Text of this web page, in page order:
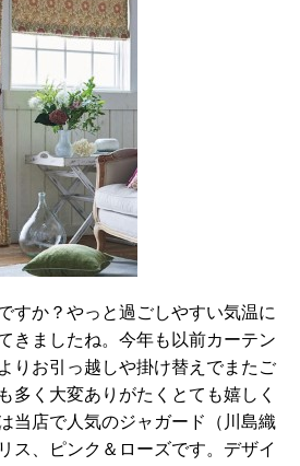
すか？やっと過ごしやすい気温に
きましたね。今年も以前カーテン
りお引っ越しや掛け替えでまたご
多く大変ありがたくとても嬉しく
当店で人気のジャガード（川島織
ス、ピンク＆ローズです。デザイ